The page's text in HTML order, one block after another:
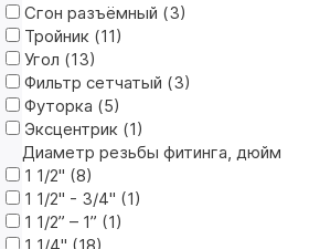
Сгон разъёмный (3)
Тройник (11)
Угол (13)
Фильтр сетчатый (3)
Футорка (5)
Эксцентрик (1)
Диаметр резьбы фитинга, дюйм
1 1/2" (8)
1 1/2" - 3/4" (1)
1 1/2” – 1” (1)